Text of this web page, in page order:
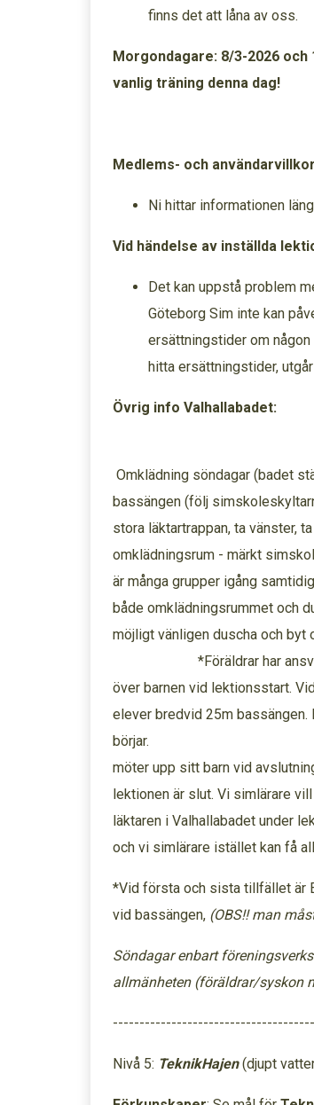
finns det att låna av oss.
Morgondagare: 8/3-2026
vanlig träning denna dag!
Medlems- och
Ni hittar informationen
Vid händelse av inställda
Det kan uppstå problem
Göteborg Sim inte kan
ersättningstider om
hitta ersättningstider,
Övrig info
Omklädning söndagar (badet
bassängen (följ
stora läktartrappan, ta vänster,
omklädningsrum - märkt
är många grupper igång
både omklädningsrummet och
möjligt vänligen
*Föräldrar har ansvaret
över barnen vid lektionsstart.
elever bredvid 25m bassängen.
börjar.
möter upp sitt barn vid
lektionen är slut. Vi simlärare
läktaren i Valhallabadet under
och vi simlärare istället kan få
*Vid första och sista tillfället är
vid bassängen, (OBS!! man
Söndagar enbart
allmänheten (föräldrar/syskon
Nivå 5: TeknikHajen (djupt